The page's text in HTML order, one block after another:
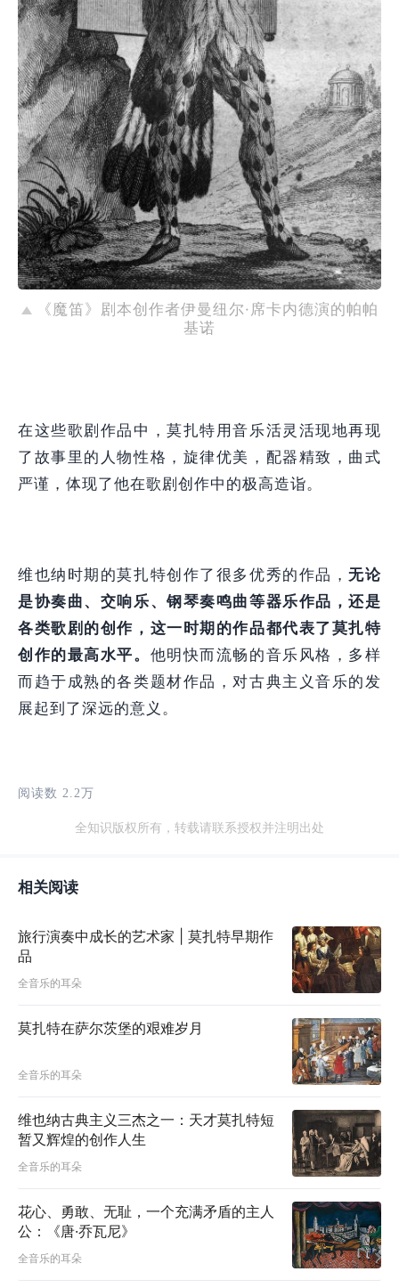
《魔笛》剧本创作者伊曼纽尔·席卡内德演的帕帕
基诺
在这些歌剧作品中，莫扎特用音乐活灵活现地再现
了故事里的人物性格，旋律优美，配器精致，曲式
严谨，体现了他在歌剧创作中的极高造诣。
维也纳时期的莫扎特创作了很多优秀的作品，无论
是协奏曲、交响乐、钢琴奏鸣曲等器乐作品，还是
各类歌剧的创作，这一时期的作品都代表了莫扎特
创作的最高水平。 他明快而流畅的音乐风格，多样
而趋于成熟的各类题材作品，对古典主义音乐的发
展起到了深远的意义。
阅读数 2.2万
全知识版权所有，转载请联系授权并注明出处
相关阅读
旅行演奏中成长的艺术家 | 莫扎特早期作
品
全音乐的耳朵
莫扎特在萨尔茨堡的艰难岁月
全音乐的耳朵
维也纳古典主义三杰之一：天才莫扎特短
暂又辉煌的创作人生
全音乐的耳朵
花心、勇敢、无耻，一个充满矛盾的主人
公：《唐·乔瓦尼》
全音乐的耳朵